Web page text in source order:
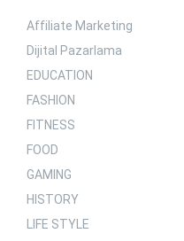
Affiliate Marketing
Dijital Pazarlama
EDUCATION
FASHION
FITNESS
FOOD
GAMING
HISTORY
LIFE STYLE